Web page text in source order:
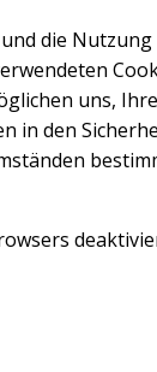
die
uns,
in den